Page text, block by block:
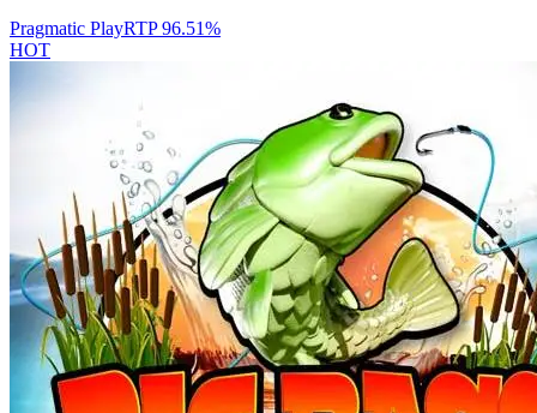
Pragmatic PlayRTP96.51%
HOT